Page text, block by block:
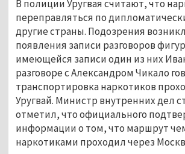
В полиции Уругвая считают, что
переправляться по
другие страны. Подозрения
появления записи разговоров
имеющейся записи один из них
разговоре с Александром Чикало
транспортировка наркотиков
Уругвай. Министр внутренних дел
отметил, что официального
информации о том, что маршрут
наркотиками проходил через